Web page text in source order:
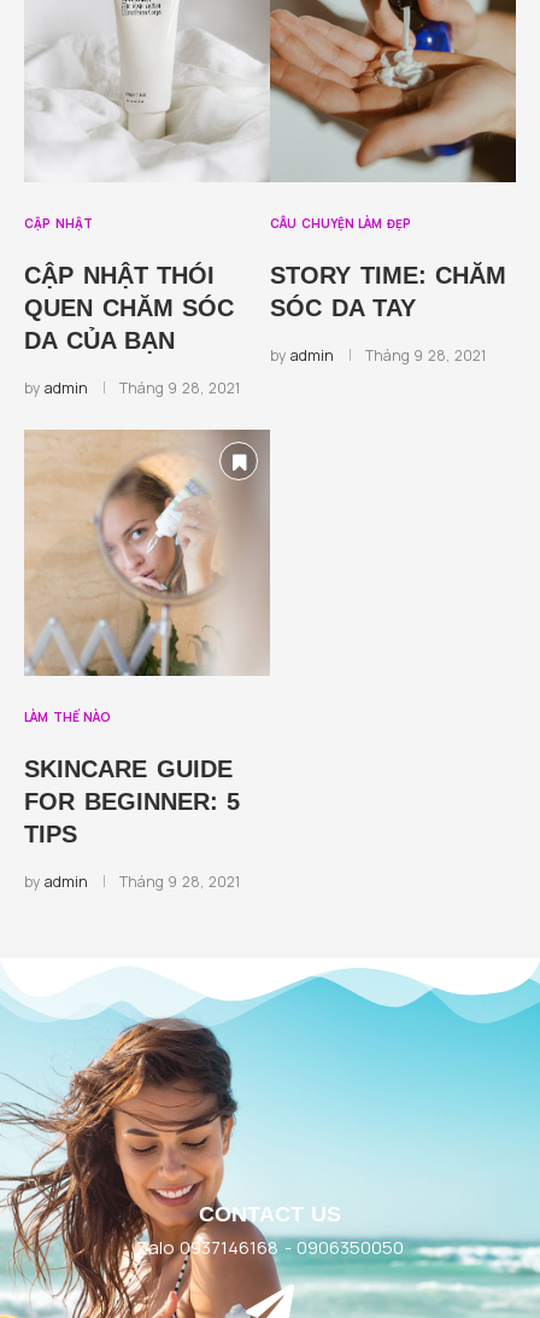
CẬP NHẬT
CẬP NHẬT THÓI
QUEN CHĂM SÓC
DA CỦA BẠN
by admin Tháng 9 28, 2021
CÂU CHUYỆN LÀM ĐẸP
STORY TIME: CHĂM
SÓC DA TAY
by admin Tháng 9 28, 2021
LÀM THẾ NÀO
SKINCARE GUIDE
FOR BEGINNER: 5
TIPS
by admin Tháng 9 28, 2021
CONTACT US
Zalo 0937146168 - 0906350050